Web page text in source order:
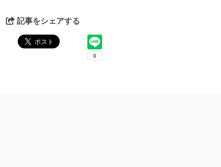
記事をシェアする